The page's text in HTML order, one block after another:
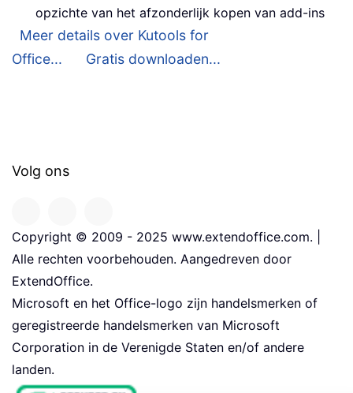
opzichte van het afzonderlijk kopen van add-ins
Meer details over Kutools for
Office...
Gratis downloaden...
Volg ons
Copyright © 2009 - 2025 www.extendoffice.com. |
Alle rechten voorbehouden. Aangedreven door
ExtendOffice.
Microsoft en het Office-logo zijn handelsmerken of
geregistreerde handelsmerken van Microsoft
Corporation in de Verenigde Staten en/of andere
landen.